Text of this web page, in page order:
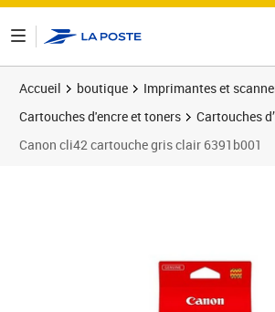
Accueil boutique
Imprimantes et
Cartouches d'encre et toners
Cartouches
Canon cli42 cartouche gris clair 6391b001